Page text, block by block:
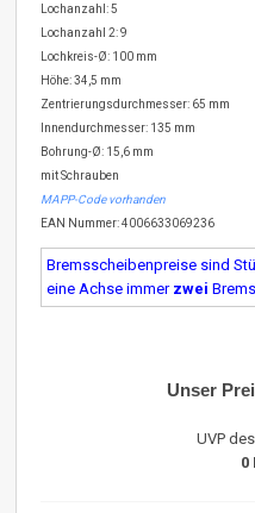
Lochanzahl: 5
Lochanzahl 2: 9
Lochkreis-Ø: 100 mm
Höhe: 34,5 mm
Zentrierungsdurchmesser: 65 mm
Innendurchmesser: 135 mm
Bohrung-Ø: 15,6 mm
mit Schrauben
MAPP-Code vorhanden
EAN Nummer: 4006633069236
Bremsscheibenpreise sind
eine Achse immer zwei
Unser
UVP
0